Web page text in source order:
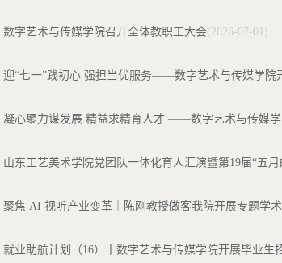
数字艺术与传媒学院召开全体教职工大会(2026-07-01)
迎“七一”践初心 强担当优服务——数字艺术与传媒学院
凝心聚力谋发展 精益求精育人才​ ——数字艺术与传媒
山东工艺美术学院党团队一体化育人汇演暨第19届“五
聚焦 AI 视听产业变革｜陈刚教授做客我院开展专题学
就业助航计划（16）丨数字艺术与传媒学院开展毕业